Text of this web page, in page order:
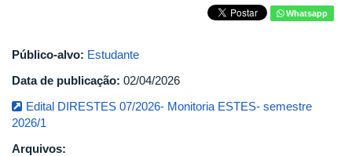
Whatsapp
Público-alvo: Estudante
Data de publicação: 02/04/2026
Edital DIRESTES 07/2026- Monitoria ESTES- semestre
2026/1
Arquivos: